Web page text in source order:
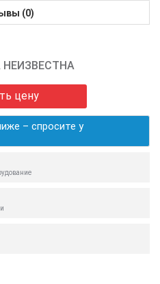
(0)
НЕИЗВЕСТНА
цену
– спросите у